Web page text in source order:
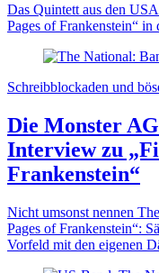
Das Quintett aus den
Pages of Frankenstein“ in
Schreibblockaden und
Die Monster
Interview zu
Frankenstein“
Nicht umsonst nennen
Pages of Frankenstein“:
Vorfeld mit den eigenen